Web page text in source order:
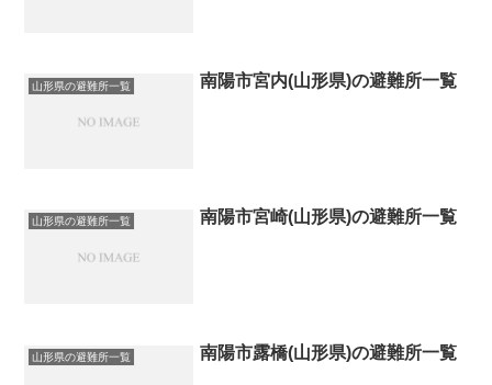
山形県の避難所一覧 南陽市宮内(山形県)の避難所一覧
山形県の避難所一覧 南陽市宮崎(山形県)の避難所一覧
山形県の避難所一覧 南陽市露橋(山形県)の避難所一覧